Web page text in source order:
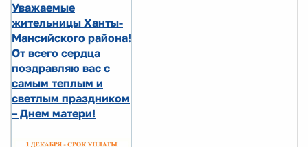
Уважаемые
жительницы Ханты-
Мансийского района!
От всего сердца
поздравляю вас с
самым теплым и
светлым праздником
– Днем матери!